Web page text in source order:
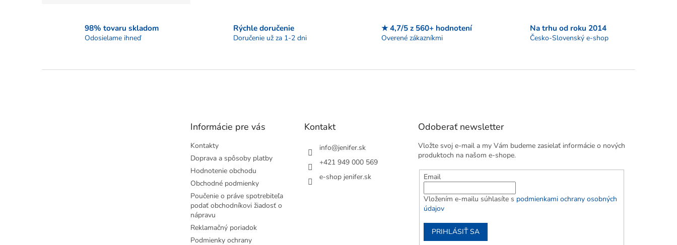
i
e
v
a
n
i
98% tovaru skladom
Odosielame ihneď
Rýchle doručenie
Doručenie už za 1-2 dni
★ 4,7/5 z 560+ hodnotení
Overené zákazníkmi
Na trhu od roku 2014
Česko-Slovenský e-shop
Informácie pre vás
Kontakty
Doprava a spôsoby platby
Hodnotenie obchodu
Obchodné podmienky
Poučenie o práve spotrebiteľa
podať obchodníkovi žiadosť o
nápravu
Reklamačný poriadok
Podmienky ochrany
Kontakt
info@jenifer.sk
+421 949 000 569
e-shop jenifer.sk
Odoberať newsletter
Vložte svoj e-mail a my Vám budeme zasielať informácie o nových
produktoch na našom e-shope.
Email
Vložením e-mailu súhlasíte s podmienkami ochrany osobných
údajov
PRIHLÁSIŤ SA